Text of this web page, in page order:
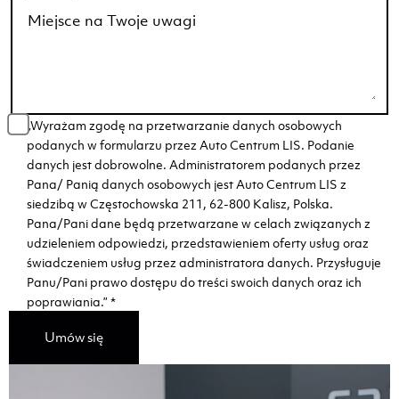
„Wyrażam zgodę na przetwarzanie danych osobowych
podanych w formularzu przez Auto Centrum LIS. Podanie
danych jest dobrowolne. Administratorem podanych przez
Pana/ Panią danych osobowych jest Auto Centrum LIS z
siedzibą w Częstochowska 211, 62-800 Kalisz, Polska.
Pana/Pani dane będą przetwarzane w celach związanych z
udzieleniem odpowiedzi, przedstawieniem oferty usług oraz
świadczeniem usług przez administratora danych. Przysługuje
Panu/Pani prawo dostępu do treści swoich danych oraz ich
poprawiania.” *
Umów się